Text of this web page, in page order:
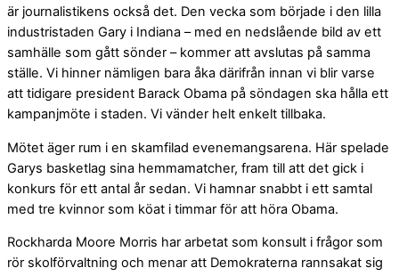
är journalistikens också det. Den vecka som började i den lilla
industristaden Gary i Indiana – med en nedslående bild av ett
samhälle som gått sönder – kommer att avslutas på samma
ställe. Vi hinner nämligen bara åka därifrån innan vi blir varse
att tidigare president Barack Obama på söndagen ska hålla ett
kampanjmöte i staden. Vi vänder helt enkelt tillbaka.
Mötet äger rum i en skamfilad evenemangsarena. Här spelade
Garys basketlag sina hemmamatcher, fram till att det gick i
konkurs för ett antal år sedan. Vi hamnar snabbt i ett samtal
med tre kvinnor som köat i timmar för att höra Obama.
Rockharda Moore Morris har arbetat som konsult i frågor som
rör skolförvaltning och menar att Demokraterna rannsakat sig